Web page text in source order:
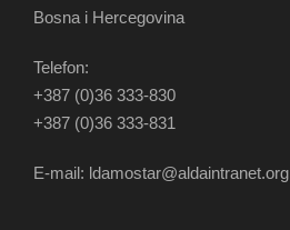
Bosna i Hercegovina
Telefon:
+387 (0)36 333-830
+387 (0)36 333-831
E-mail: ldamostar@aldaintranet.org